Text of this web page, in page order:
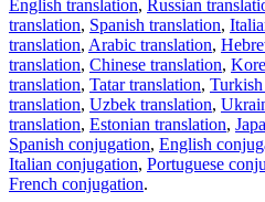
English translation, Russian
translation, Spanish translation,
translation, Arabic translation,
translation, Chinese translation,
translation, Tatar translation,
translation, Uzbek translation,
translation, Estonian translation,
Spanish conjugation, English
Italian conjugation, Portuguese
French conjugation.